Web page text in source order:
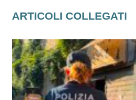
ARTICOLI COLLEGATI